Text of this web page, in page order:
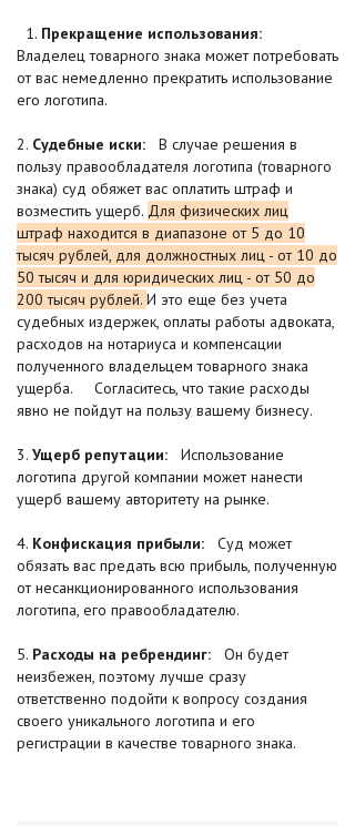
1. Прекращение использования:
Владелец товарного знака может потребовать
от вас немедленно прекратить использование
его логотипа.
2. Судебные иски: В случае решения в
пользу правообладателя логотипа (товарного
знака) суд обяжет вас оплатить штраф и
возместить ущерб. Для физических лиц
штраф находится в диапазоне от 5 до 10
тысяч рублей, для должностных лиц - от 10 до
50 тысяч и для юридических лиц - от 50 до
200 тысяч рублей. И это еще без учета
судебных издержек, оплаты работы адвоката,
расходов на нотариуса и компенсации
полученного владельцем товарного знака
ущерба. Согласитесь, что такие расходы
явно не пойдут на пользу вашему бизнесу.
3. Ущерб репутации: Использование
логотипа другой компании может нанести
ущерб вашему авторитету на рынке.
4. Конфискация прибыли: Суд может
обязать вас предать всю прибыль, полученную
от несанкционированного использования
логотипа, его правообладателю.
5. Расходы на ребрендинг: Он будет
неизбежен, поэтому лучше сразу
ответственно подойти к вопросу создания
своего уникального логотипа и его
регистрации в качестве товарного знака.